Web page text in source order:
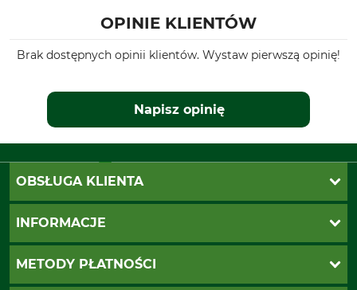
OPINIE KLIENTÓW
Brak dostępnych opinii klientów. Wystaw pierwszą opinię!
Napisz opinię
OBSŁUGA KLIENTA
Katalogi Grube
Ustawienia plików cookie
INFORMACJE
Koszty dostawy
METODY PŁATNOŚCI